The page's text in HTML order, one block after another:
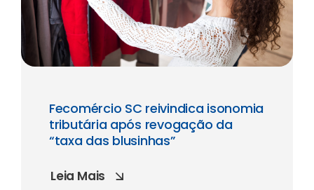
Fecomércio SC reivindica isonomia
tributária após revogação da
“taxa das blusinhas”
Leia Mais